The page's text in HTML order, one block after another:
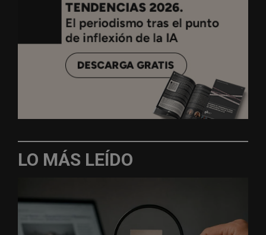
LO MÁS LEÍDO